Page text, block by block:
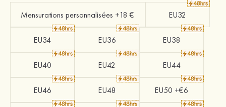
Mensurations personnalisées +18 € EU32
EU34 EU36 EU38
EU40 EU42 EU44
EU46 EU48 EU50 +€6